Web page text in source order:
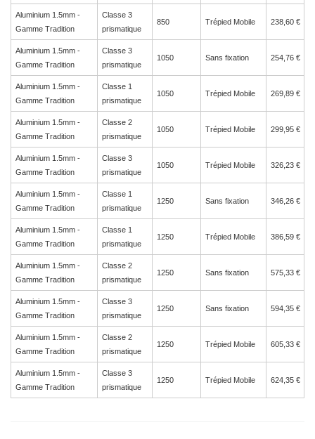
Aluminium 1.5mm -
Gamme Tradition
Classe 3
prismatique
850 Trépied Mobile 238,60 €
Aluminium 1.5mm -
Gamme Tradition
Classe 3
prismatique
1050 Sans fixation 254,76 €
Aluminium 1.5mm -
Gamme Tradition
Classe 1
prismatique
1050 Trépied Mobile 269,89 €
Aluminium 1.5mm -
Gamme Tradition
Classe 2
prismatique
1050 Trépied Mobile 299,95 €
Aluminium 1.5mm -
Gamme Tradition
Classe 3
prismatique
1050 Trépied Mobile 326,23 €
Aluminium 1.5mm -
Gamme Tradition
Classe 1
prismatique
1250 Sans fixation 346,26 €
Aluminium 1.5mm -
Gamme Tradition
Classe 1
prismatique
1250 Trépied Mobile 386,59 €
Aluminium 1.5mm -
Gamme Tradition
Classe 2
prismatique
1250 Sans fixation 575,33 €
Aluminium 1.5mm -
Gamme Tradition
Classe 3
prismatique
1250 Sans fixation 594,35 €
Aluminium 1.5mm -
Gamme Tradition
Classe 2
prismatique
1250 Trépied Mobile 605,33 €
Aluminium 1.5mm -
Gamme Tradition
Classe 3
prismatique
1250 Trépied Mobile 624,35 €